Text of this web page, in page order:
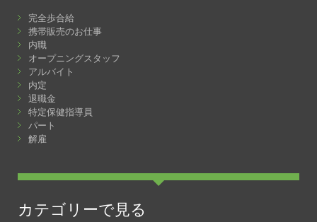
完全歩合給
携帯販売のお仕事
内職
オープニングスタッフ
アルバイト
内定
退職金
特定保健指導員
パート
解雇
カテゴリーで見る